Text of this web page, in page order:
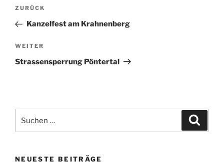
Vorheriger
Beitrag
ZURÜCK
Kanzelfest am Krahnenberg
Nächster
Beitrag
WEITER
Strassensperrung Pöntertal
nach:
NEUESTE BEITRÄGE